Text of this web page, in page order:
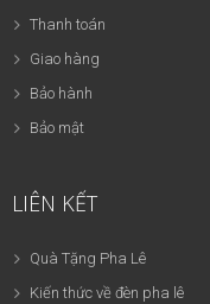
Thanh toán
Giao hàng
Bảo hành
Bảo mật
LIÊN KẾT
Quà Tặng Pha Lê
Kiến thức về đèn pha lê